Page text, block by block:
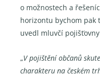
o možnostech a
horizontu bychom pak
uvedl mluvčí
„V pojištění občanů
charakteru na českém